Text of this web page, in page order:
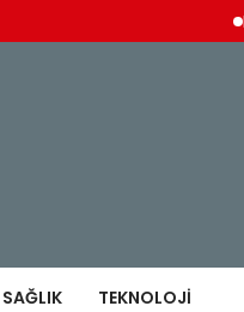
SAĞLIK TEKNOLOJI